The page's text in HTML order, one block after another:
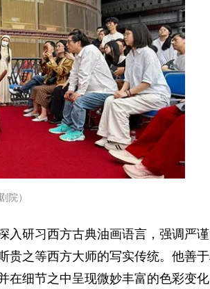
院）
入研习西方古典油画语言，强调严
贵之等西方大师的写实传统。他善于
细节之中呈现微妙丰富的色彩变化